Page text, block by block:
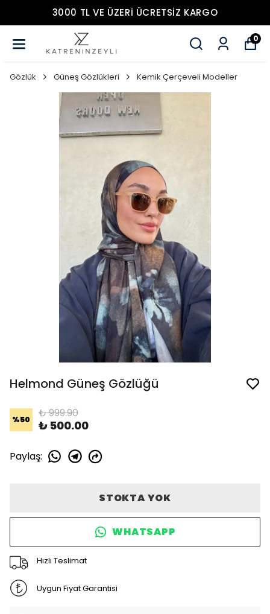
3000 TL VE ÜZERİ ÜCRETSİZ KARGO
0
Gözlük Güneş Gözlükleri Kemik Çerçeveli Modeller
Helmond Güneş Gözlüğü
%50 ₺ 999.90
₺ 500.00
Paylaş:
STOKTA YOK
WHATSAPP
Hızlı Teslimat
Uygun Fiyat Garantisi